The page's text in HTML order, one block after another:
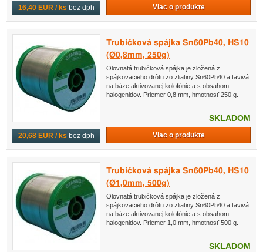
16,40 EUR / ks bez dph Viac o produkte
20,68 EUR / ks bez dph
Trubičková spájka Sn60Pb40, HS10
(Ø0,8mm, 250g)
Olovnatá trubičková spájka je zložená z
spájkovacieho drôtu zo zliatiny Sn60Pb40 a tavivá
na báze aktivovanej kolofónie a s obsahom
halogenidov. Priemer 0,8 mm, hmotnosť 250 g.
SKLADOM
Viac o produkte
Trubičková spájka Sn60Pb40, HS10
(Ø1,0mm, 500g)
Olovnatá trubičková spájka je zložená z
spájkovacieho drôtu zo zliatiny Sn60Pb40 a tavivá
na báze aktivovanej kolofónie a s obsahom
halogenidov. Priemer 1,0 mm, hmotnosť 500 g.
SKLADOM